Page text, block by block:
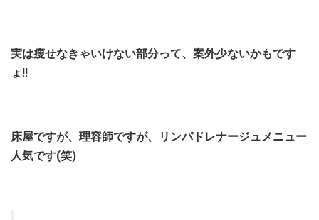
実は瘦せなきゃいけない部分って、案外少ないかもです
ょ!!
床屋ですが、理容師ですが、リンパドレナージュメニュー
人気です(笑)